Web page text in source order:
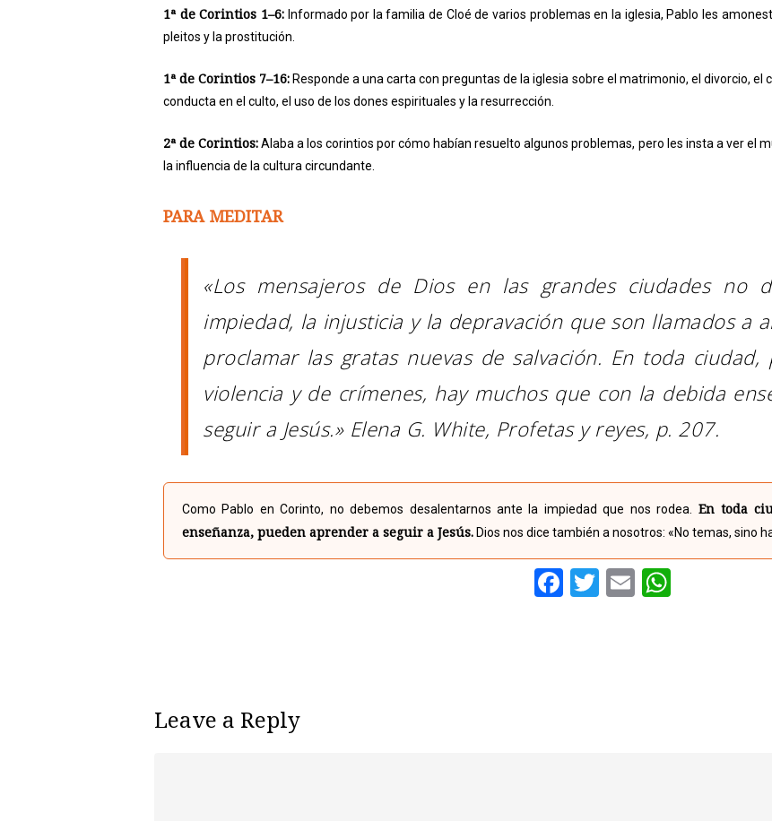
1ª de Corintios 1–6:Informado por la familia de Cloé de varios problemas en la iglesia, Pablo les
pleitos y la prostitución.
1ª de Corintios 7–16: Responde a una carta con preguntas de la iglesia sobre el matrimonio, el divorcio, el
conducta en el culto, el uso de los dones espirituales y la resurrección.
2ª de Corintios:Alaba a los corintios por cómo habían resuelto algunos problemas, pero les insta a ver el
la influencia de la cultura circundante.
PARA MEDITAR
«Los mensajeros de Dios en las grandes ciudades no
impiedad, la injusticia y la depravación que son llamados a
proclamar las gratas nuevas de salvación. En toda
violencia y de crímenes, hay muchos que con la debida
seguir a Jesús.» Elena G. White, Profetas y reyes, p. 207.
Como Pablo en Corinto, no debemos desalentarnos ante la impiedad que nos rodea. En toda
enseñanza, pueden aprender a seguir a Jesús. Dios nos dice también a nosotros: «No temas, sino
Facebook
Twitter
Email
Leave a Reply